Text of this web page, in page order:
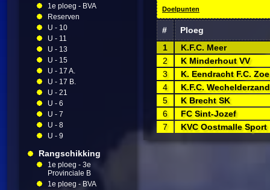
1e ploeg - BVA
Reserven
U - 10
U - 11
U - 13
U - 15
U - 17 A.
U - 17 B.
U - 21
U - 6
U - 7
U - 8
U - 9
Rangschikking
1e ploeg - 3e
Provinciale B
1e ploeg - BVA
Doelpunten
#
Ploeg
1
K.F.C. Meer
2
K Minderhout VV
3
K. Eendracht F.C.
4
K.F.C.
5
K Brecht SK
6
FC Sint-Jozef
7
KVC Oostmalle Sport